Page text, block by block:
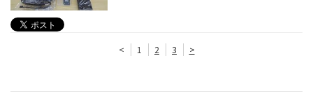
< 1 2 3 >